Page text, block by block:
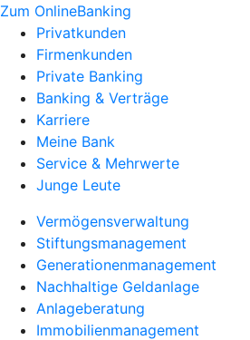
Zum OnlineBanking
Privatkunden
Firmenkunden
Private Banking
Banking & Verträge
Karriere
Meine Bank
Service & Mehrwerte
Junge Leute
Vermögensverwaltung
Stiftungsmanagement
Generationenmanagement
Nachhaltige Geldanlage
Anlageberatung
Immobilienmanagement